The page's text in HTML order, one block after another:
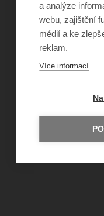
©Obecně
a analýze
webu, zajištění
médií a ke
reklam.
Více informací